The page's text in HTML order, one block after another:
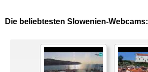
Die beliebtesten Slowenien-Webcams: